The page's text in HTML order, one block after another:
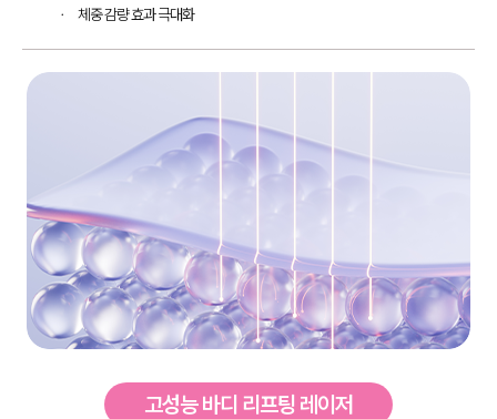
체중 감량 효과 극대화
고성능 바디 리프팅 레이저